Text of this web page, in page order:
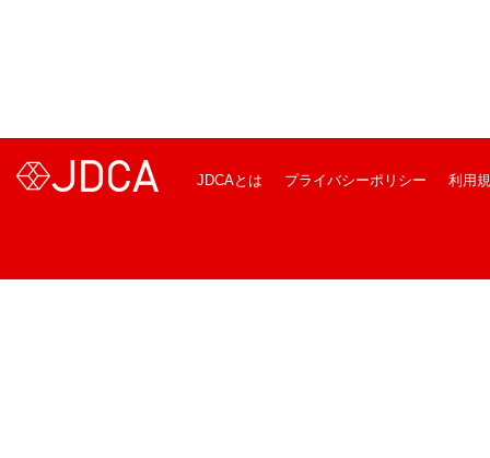
JDCAとは プライバシーポリシー 利用